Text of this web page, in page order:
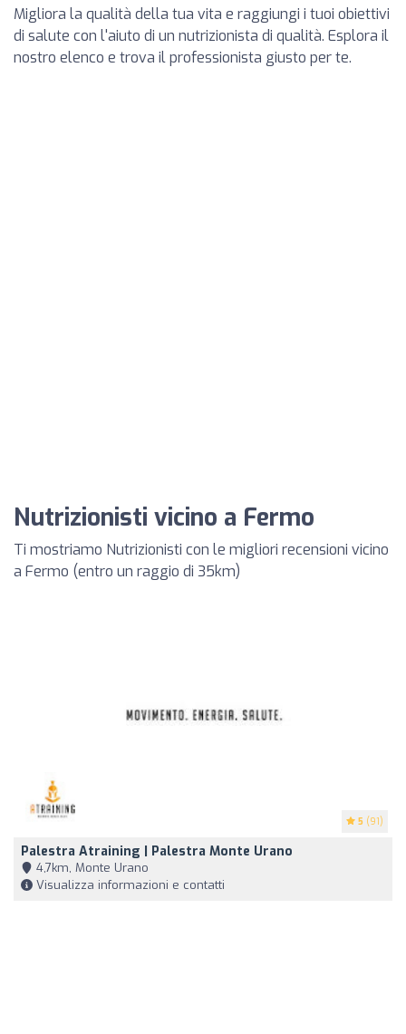
Migliora la qualità della tua vita e raggiungi i tuoi obiettivi
di salute con l'aiuto di un nutrizionista di qualità. Esplora il
nostro elenco e trova il professionista giusto per te.
Nutrizionisti vicino a Fermo
Ti mostriamo Nutrizionisti con le migliori recensioni vicino
a Fermo (entro un raggio di 35km)
5 (91)
Palestra Atraining | Palestra Monte Urano
4,7km, Monte Urano
Visualizza informazioni e contatti